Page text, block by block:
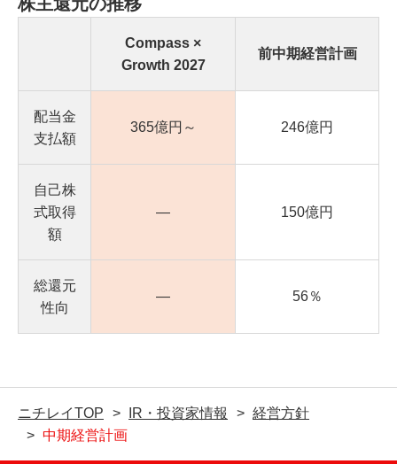
株主還元の推移
Compass ×
Growth 2027
前中期経営計画
配当金
支払額
365億円～ 246億円
自己株
式取得
額
― 150億円
総還元
性向
― 56％
ニチレイTOP IR・投資家情報
経営方針
中期経営計画